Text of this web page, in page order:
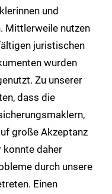
und
Mittlerweile nutzen
juristischen
wurden
Zu unserer
dass die
große Akzeptanz
daher
durch unsere
Einen